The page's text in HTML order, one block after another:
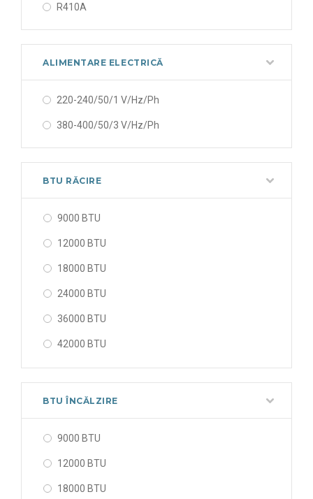
R410A
ALIMENTARE ELECTRICĂ
220-240/50/1 V/Hz/Ph
380-400/50/3 V/Hz/Ph
BTU RĂCIRE
9000 BTU
12000 BTU
18000 BTU
24000 BTU
36000 BTU
42000 BTU
48000 BTU
56000 BTU
BTU ÎNCĂLZIRE
9000 BTU
12000 BTU
18000 BTU